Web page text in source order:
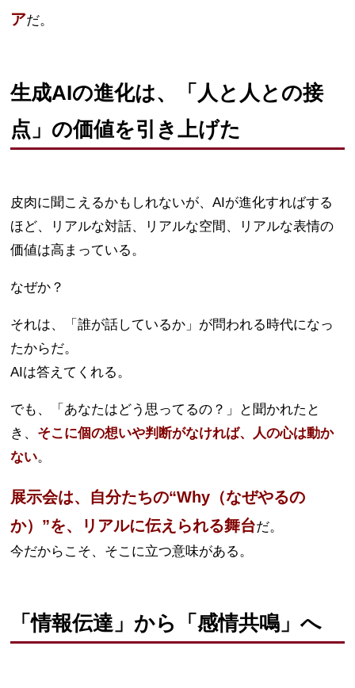
アだ。
生成AIの進化は、「人と人との接
点」の価値を引き上げた
皮肉に聞こえるかもしれないが、AIが進化すればする
ほど、リアルな対話、リアルな空間、リアルな表情の
価値は高まっている。
なぜか？
それは、「誰が話しているか」が問われる時代になっ
たからだ。
AIは答えてくれる。
でも、「あなたはどう思ってるの？」と聞かれたと
き、 そこに個の想いや判断がなければ、人の心は動か
ない。
展示会は、自分たちの“Why（なぜやるの
か）”を、リアルに伝えられる舞台だ。
今だからこそ、そこに立つ意味がある。
「情報伝達」から「感情共鳴」へ